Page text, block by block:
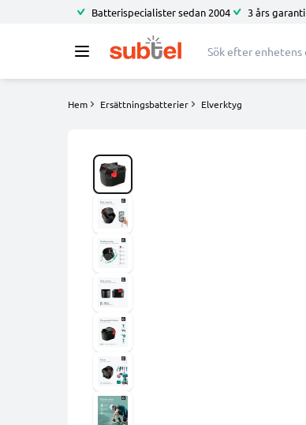
Batterispecialister sedan 2004 3 års garanti
Hem Ersättningsbatterier Elverktyg